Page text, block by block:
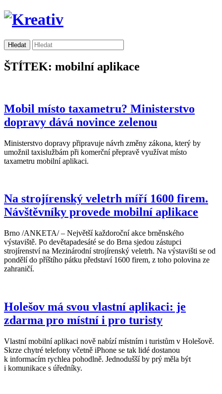
ŠTÍTEK: mobilní aplikace
Mobil místo taxametru? Ministerstvo
dopravy dává novince zelenou
Ministerstvo dopravy připravuje návrh změny zákona, který by
umožnil taxislužbám při komerční přepravě využívat místo
taxametru mobilní aplikaci.
Na strojírenský veletrh míří 1600 firem.
Návštěvníky provede mobilní aplikace
Brno /ANKETA/ – Největší každoroční akce brněnského
výstaviště. Po devětapadesáté se do Brna sjedou zástupci
strojírenství na Mezinárodní strojírenský veletrh. Na výstavišti se od
pondělí do příštího pátku představí 1600 firem, z toho polovina ze
zahraničí.
Holešov má svou vlastní aplikaci: je
zdarma pro místní i pro turisty
Vlastní mobilní aplikaci nově nabízí místním i turistům v Holešově.
Skrze chytré telefony včetně iPhone se tak lidé dostanou
k informacím rychlea pohodlně. Jednodušší by prý měla být
i komunikace s úředníky.